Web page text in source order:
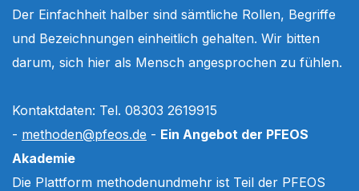
Der Einfachheit halber sind sämtliche Rollen, Begriffe
und Bezeichnungen einheitlich gehalten. Wir bitten
darum, sich hier als Mensch angesprochen zu fühlen.
Kontaktdaten: Tel. 08303 2619915
- methoden@pfeos.de - Ein Angebot der PFEOS
Akademie
Die Plattform methodenundmehr ist Teil der PFEOS